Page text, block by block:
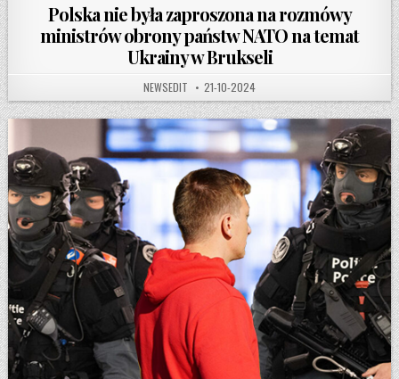
Polska nie była zaproszona na rozmówy
ministrów obrony państw NATO na temat
Ukrainy w Brukseli
AUTHOR:
NEWSEDIT PUBLISHED DATE:
21-10-2024